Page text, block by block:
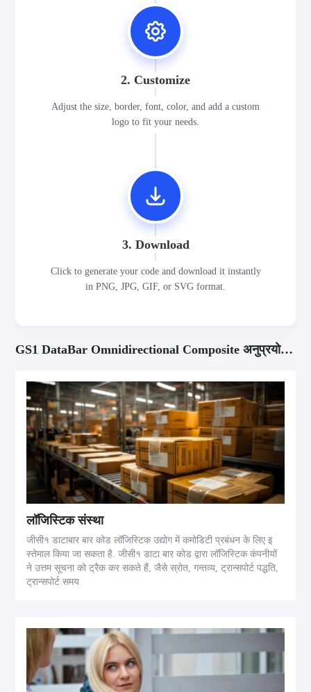
2. Customize
Adjust the size, border, font, color, and add a custom
logo to fit your needs.
3. Download
Click to generate your code and download it instantly
in PNG, JPG, GIF, or SVG format.
GS1 DataBar Omnidirectional Composite अनुप्रयोग सेनेरियोसName
लॉजिस्टिक संस्था
जीसी१ डाटाबार बार कोड लॉजिस्टिक उद्योग में कमोडिटी प्रबंधन के लिए इ
स्तेमाल किया जा सकता है. जीसी१ डाटा बार कोड द्वारा लॉजिस्टिक कंपनीयों
ने उत्तम सूचना को ट्रैक कर सकते हैं, जैसे स्रोत, गन्तव्य, ट्रान्सपोर्ट पद्धति,
ट्रान्सपोर्ट समय